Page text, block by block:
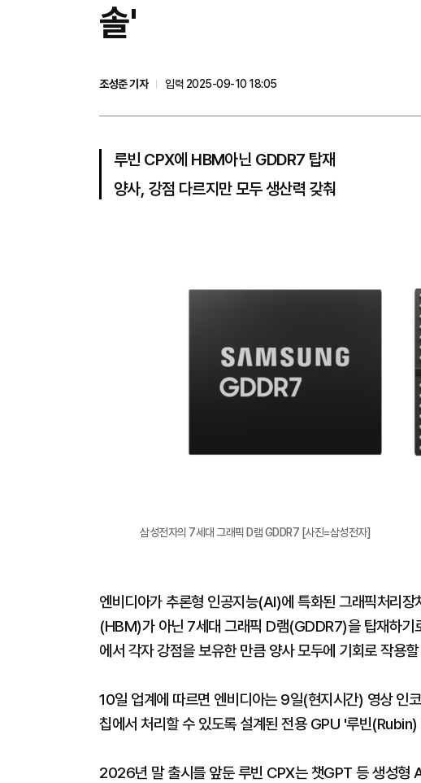
솔'
조성준 기자
입력 2025-09-10 18:05
루빈 CPX에 HBM아닌 GDDR7 탑재
양사, 강점 다르지만 모두 생산력 갖춰
삼성전자의 7세대 그래픽 D램 GDDR7 [사진=삼성전자]
엔비디아가 추론형 인공지능(AI)에 특화된 그래픽처리
(HBM)가 아닌 7세대 그래픽 D램(GDDR7)을 탑재하기
에서 각자 강점을 보유한 만큼 양사 모두에 기회로 작용
10일 업계에 따르면 엔비디아는 9일(현지시간) 영상 인
칩에서 처리할 수 있도록 설계된 전용 GPU '루빈
2026년 말 출시를 앞둔 루빈 CPX는 챗GPT 등 생성형